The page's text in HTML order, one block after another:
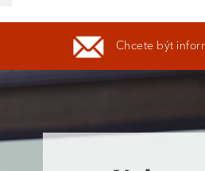
Chcete být